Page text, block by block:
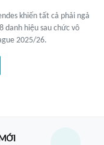
khiến tất cả phải ngả
danh hiệu sau chức vô
2025/26.